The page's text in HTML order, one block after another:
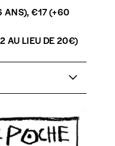
ANS), €17 (+60
AU LIEU DE 20€)
Bazan,
et Baptiste Sornin